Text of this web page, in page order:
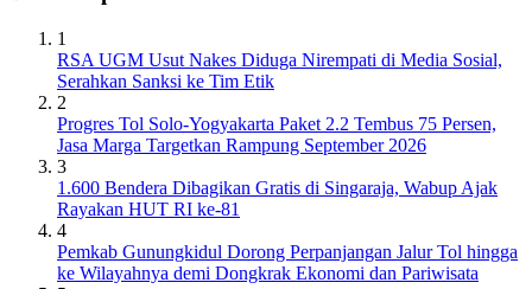
1
RSA UGM Usut Nakes Diduga Nirempati di Media Sosial,
Serahkan Sanksi ke Tim Etik
2
Progres Tol Solo-Yogyakarta Paket 2.2 Tembus 75 Persen,
Jasa Marga Targetkan Rampung September 2026
3
1.600 Bendera Dibagikan Gratis di Singaraja, Wabup Ajak
Rayakan HUT RI ke-81
4
Pemkab Gunungkidul Dorong Perpanjangan Jalur Tol hingga
ke Wilayahnya demi Dongkrak Ekonomi dan Pariwisata